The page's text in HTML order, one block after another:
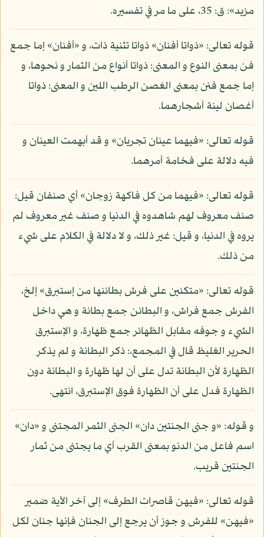
مزيد»: ق: 35، على ما مر في تفسيره.
قوله تعالى: «ذواتا أفنان» ذواتا تثنية ذات، و «أفنان» إما جمع
فن بمعنى النوع و المعنى: ذواتا أنواع من الثمار و نحوها، و
إما جمع فنن بمعنى الغصن الرطب اللين و المعنى: ذواتا
أغصان لينة أشجارهما.
قوله تعالى: «فيهما عينان تجريان» و قد أبهمت العينان و
فيه دلالة على فخامة أمرهما.
قوله تعالى: «فيهما من كل فاكهة زوجان» أي صنفان قيل:
صنف معروف لهم شاهدوه في الدنيا و صنف غير معروف لم
يروه في الدنيا، و قيل: غير ذلك، و لا دلالة في الكلام على شيء
من ذلك.
قوله تعالى: «متكئين على فرش بطائنها من إستبرق» إلخ،
الفرش جمع فراش، و البطائن جمع بطانة و هي داخل
الشيء و جوفه مقابل الظهائر جمع ظهارة، و الإستبرق
الحرير الغليظ قال في المجمع،: ذكر البطانة و لم يذكر
الظهارة لأن البطانة تدل على أن لها ظهارة و البطانة دون
الظهارة فدل على أن الظهارة فوق الإستبرق، انتهى.
و قوله: «و جنى الجنتين دان» الجنى الثمر المجتنى و «دان»
اسم فاعل من الدنو بمعنى القرب أي ما يجتنى من ثمار
الجنتين قريب.
قوله تعالى: «فيهن قاصرات الطرف» إلى آخر الآية ضمير
«فيهن» للفرش و جوز أن يرجع إلى الجنان فإنها جنان لكل